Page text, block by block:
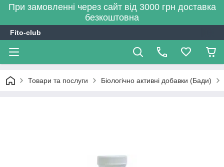
При замовленні через сайт від 3000 грн доставка
безкоштовна
Fito-club
Товари та послуги Біологічно активні добавки (Бади)